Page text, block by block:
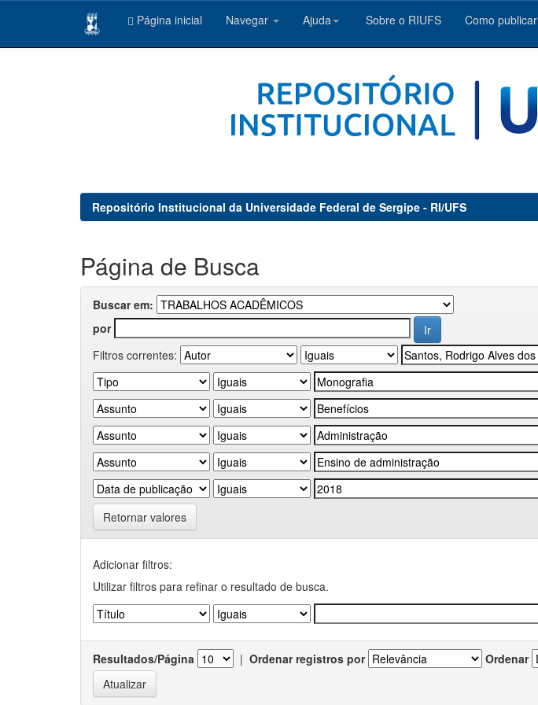
Página inicial Navegar Ajuda Sobre o RIUFS Como publicar
Repositório Institucional da Universidade Federal de Sergipe - RI/UFS
Página de Busca
Buscar em:
por
Filtros correntes:
Retornar valores
Adicionar filtros:
Utilizar filtros para refinar o resultado de busca.
Resultados/Página | Ordenar registros por Ordenar